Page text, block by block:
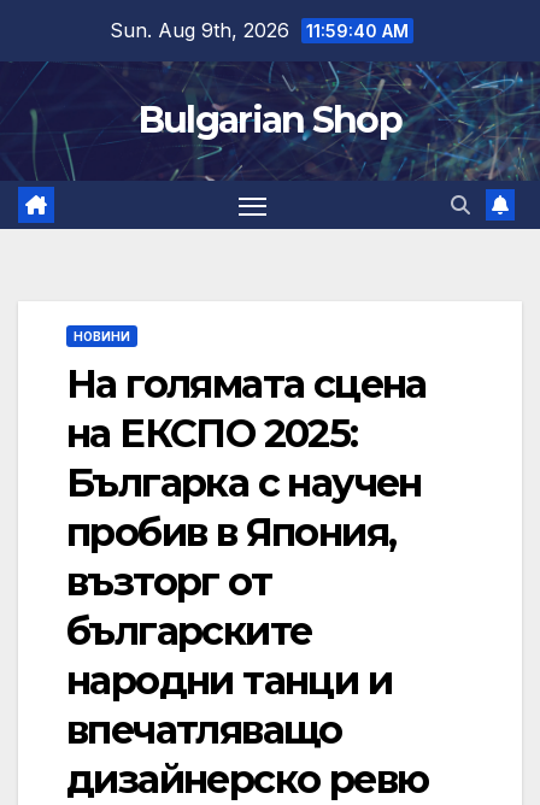
content
Sun. Aug 9th, 2026 11:59:41 AM
Bulgarian Shop
НОВИНИ
На голямата сцена
на ЕКСПО 2025:
Българка с научен
пробив в Япония,
възторг от
българските
народни танци и
впечатляващо
дизайнерско ревю